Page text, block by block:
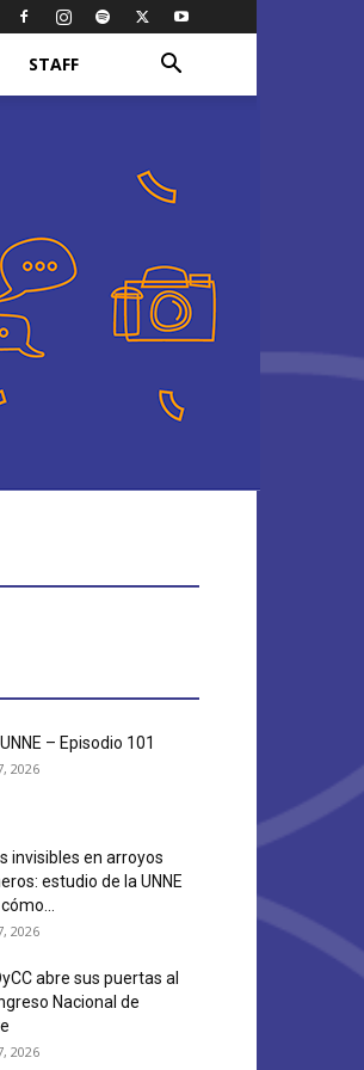
STAFF
– Episodio 101
2026
invisibles en arroyos
estudio de la UNNE
2026
abre sus puertas al
Nacional de
2026